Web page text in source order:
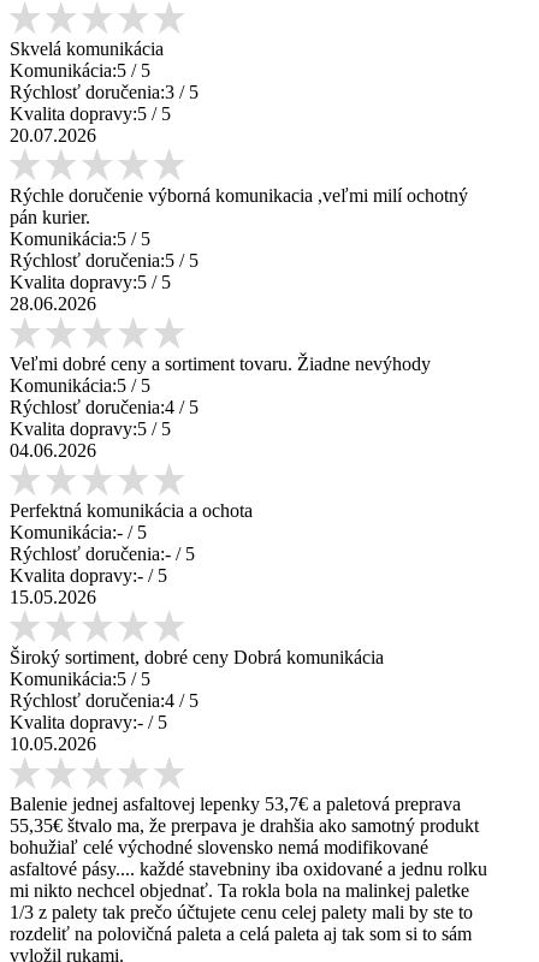
Skvelá komunikácia
Komunikácia:5 / 5
Rýchlosť doručenia:3 / 5
Kvalita dopravy:5 / 5
20.07.2026
Rýchle doručenie výborná komunikacia ,veľmi milí ochotný
pán kurier.
Komunikácia:5 / 5
Rýchlosť doručenia:5 / 5
Kvalita dopravy:5 / 5
28.06.2026
Veľmi dobré ceny a sortiment tovaru. Žiadne nevýhody
Komunikácia:5 / 5
Rýchlosť doručenia:4 / 5
Kvalita dopravy:5 / 5
04.06.2026
Perfektná komunikácia a ochota
Komunikácia:- / 5
Rýchlosť doručenia:- / 5
Kvalita dopravy:- / 5
15.05.2026
Široký sortiment, dobré ceny Dobrá komunikácia
Komunikácia:5 / 5
Rýchlosť doručenia:4 / 5
Kvalita dopravy:- / 5
10.05.2026
Balenie jednej asfaltovej lepenky 53,7€ a paletová preprava
55,35€ štvalo ma, že prerpava je drahšia ako samotný produkt
bohužiaľ celé východné slovensko nemá modifikované
asfaltové pásy.... každé stavebniny iba oxidované a jednu rolku
mi nikto nechcel objednať. Ta rokla bola na malinkej paletke
1/3 z palety tak prečo účtujete cenu celej palety mali by ste to
rozdeliť na polovičná paleta a celá paleta aj tak som si to sám
vyložil rukami.